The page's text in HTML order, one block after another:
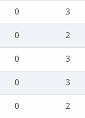
0
3
0
2
0
3
0
3
0
2